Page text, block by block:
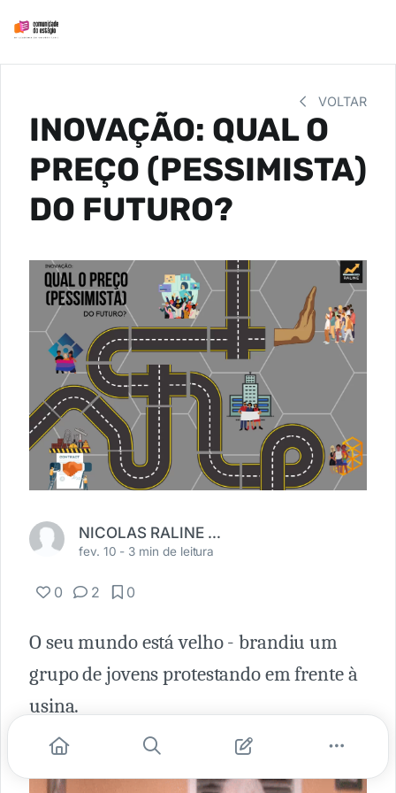
VOLTAR
INOVAÇÃO: QUAL O
PREÇO (PESSIMISTA)
DO FUTURO?
NICOLAS RALINE DE SOUSA
fev. 10 - 3 min de leitura
0 2 0
O seu mundo está velho - brandiu um
grupo de jovens protestando em frente à
usina.